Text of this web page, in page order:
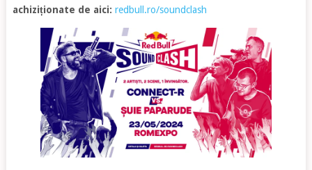
achiziționate de aici: redbull.ro/soundclash